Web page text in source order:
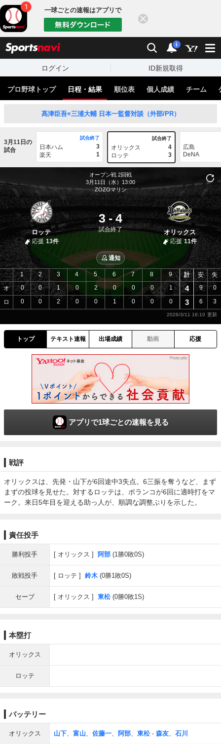
一球ごとの速報はアプリで
検索 通知
i
ログイン ID新規取得
プロ野球トップ 日程・結果 順位表 個人成績 チーム
髙津臣吾×三浦大輔 日本一監督対談（外部/PR）
3月11日の
試合
試合終了
日本ハム
3
楽天
1
試合終了
オリックス
4
ロッテ
3
広島
DeNA
オープン戦 2回戦
3月11日（水）13:00
ZOZOマリン
ロッテ
応援 13件
3 - 4
試合終了 オリックス
応援 11件
通知
オ
ロ
1 2 3 4 5 6 7 8
9
0
0 1 0 2 0 0 0
1
0
0 2 0 0 1 0 0 0
計 安 失
4 9 0
3 6 3
2026/3/11 16:10
トップ テキスト速報 出場成績 動画 応援
アプリで1球ごとの速報を見る
戦評
オリックスは、先発・山下が6回途中3失点。6三振を奪うなど、まず
まずの投球を見せた。対するロッテは、ポランコが6回に適時打をマ
ーク。来日5年目を迎える助っ人が、順調な調整ぶりを示した。
責任投手
勝利投手 オリックス 阿部 (1勝0敗0S)
敗戦投手 ロッテ 鈴木 (0勝1敗0S)
セーブ オリックス 東松(0勝0敗1S)
本塁打
オリックス
ロッテ
バッテリー
オリックス 山下、 富山、 佐藤一、 阿部、 東松- 森友、 石川